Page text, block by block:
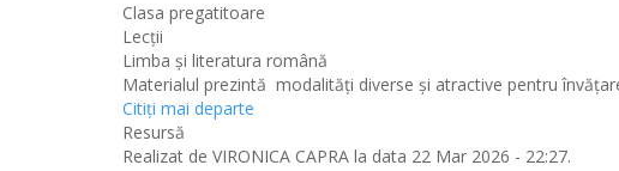
Clasa pregatitoare
Lecții
Limba şi literatura română
Materialul prezintă modalități diverse și atractive pentru
Citiţi mai departe
Resursă
Realizat de VIRONICA CAPRA la data 22 Mar 2026 - 22:27.